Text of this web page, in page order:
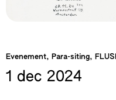
Evenement, Para-siting,
1 dec 2024